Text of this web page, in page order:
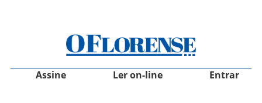
Assine Ler on-line Entrar